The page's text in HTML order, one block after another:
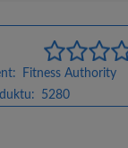
Fitness Authority
5280